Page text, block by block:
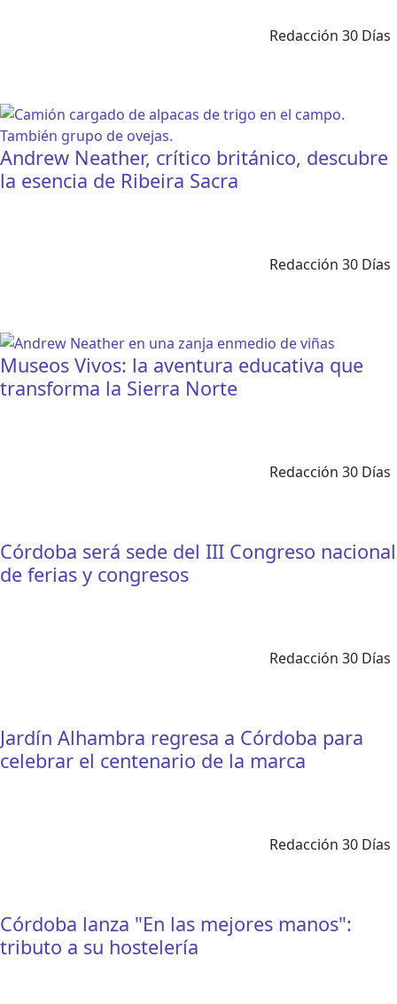
Redacción 30 Días
Andrew Neather, crítico británico, descubre
la esencia de Ribeira Sacra
Redacción 30 Días
Museos Vivos: la aventura educativa que
transforma la Sierra Norte
Redacción 30 Días
Córdoba será sede del III Congreso nacional
de ferias y congresos
Redacción 30 Días
Jardín Alhambra regresa a Córdoba para
celebrar el centenario de la marca
Redacción 30 Días
Córdoba lanza "En las mejores manos":
tributo a su hostelería